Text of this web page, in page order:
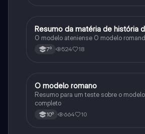
História
Resumo da matéria de história
O modelo ateniense O modelo
7º 524 18
História
O modelo romano
Resumo para um teste sobre o
completo
10º 664 10